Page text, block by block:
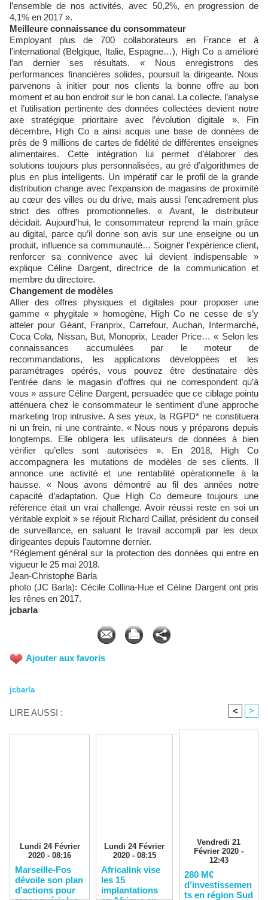
l’ensemble de nos activités, avec 50,2%, en progression de
4,1% en 2017 ».
Meilleure connaissance du consommateur
Employant plus de 700 collaborateurs en France et à
l’international (Belgique, Italie, Espagne…), High Co a amélioré
l’an dernier ses résultats. « Nous enregistrons des
performances financières solides, poursuit la dirigeante. Nous
parvenons à initier pour nos clients la bonne offre au bon
moment et au bon endroit sur le bon canal. La collecte, l’analyse
et l’utilisation pertinente des données collectées devient notre
axe stratégique prioritaire avec l’évolution digitale ». Fin
décembre, High Co a ainsi acquis une base de données de
près de 9 millions de cartes de fidélité de différentes enseignes
alimentaires. Cette intégration lui permet d’élaborer des
solutions toujours plus personnalisées, au gré d’algorithmes de
plus en plus intelligents. Un impératif car le profil de la grande
distribution change avec l’expansion de magasins de proximité
au cœur des villes ou du drive, mais aussi l’encadrement plus
strict des offres promotionnelles. « Avant, le distributeur
décidait. Aujourd’hui, le consommateur reprend la main grâce
au digital, parce qu’il donne son avis sur une enseigne ou un
produit, influence sa communauté… Soigner l’expérience client,
renforcer sa connivence avec lui devient indispensable »
explique Céline Dargent, directrice de la communication et
membre du directoire.
Changement de modèles
Allier des offres physiques et digitales pour proposer une
gamme « phygitale » homogène, High Co ne cesse de s’y
atteler pour Géant, Franprix, Carrefour, Auchan, Intermarché,
Coca Cola, Nissan, But, Monoprix, Leader Price… « Selon les
connaissances accumulées par le moteur de
recommandations, les applications développées et les
paramétrages opérés, vous pouvez être destinataire dès
l’entrée dans le magasin d’offres qui ne correspondent qu’à
vous » assure Céline Dargent, persuadée que ce ciblage pointu
atténuera chez le consommateur le sentiment d’une approche
marketing trop intrusive. A ses yeux, la RGPD* ne constituera
ni un frein, ni une contrainte. « Nous nous y préparons depuis
longtemps. Elle obligera les utilisateurs de données à bien
vérifier qu’elles sont autorisées ». En 2018, High Co
accompagnera les mutations de modèles de ses clients. Il
annonce une activité et une rentabilité opérationnelle à la
hausse. « Nous avons démontré au fil des années notre
capacité d’adaptation. Que High Co demeure toujours une
référence était un vrai challenge. Avoir réussi reste en soi un
véritable exploit » se réjouit Richard Caillat, président du conseil
de surveillance, en saluant le travail accompli par les deux
dirigeantes depuis l’automne dernier.
*Règlement général sur la protection des données qui entre en
vigueur le 25 mai 2018.
Jean-Christophe Barla
photo (JC Barla): Cécile Collina-Hue et Céline Dargent ont pris
les rênes en 2017.
jcbarla
Ajouter aux favoris
jcbarla
LIRE AUSSI : < >
Lundi 24 Février
2020 - 08:16
Marseille-Fos
dévoile son plan
d’actions pour
Lundi 24 Février
2020 - 08:15
Africalink vise
les 15
implantations
Vendredi 21
Février 2020 -
12:43
280 M€
d’investissemen
ts en région Sud